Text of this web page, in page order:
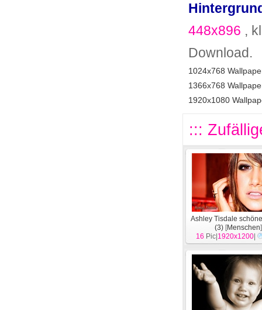
448x896 ,
Download.
1024x768
1366x768
1920x1080
:::
Ashley Tisdale
(3) [Menschen]
16 Pic| 1920x1200